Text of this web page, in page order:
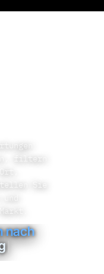
filtern
Sie
nach